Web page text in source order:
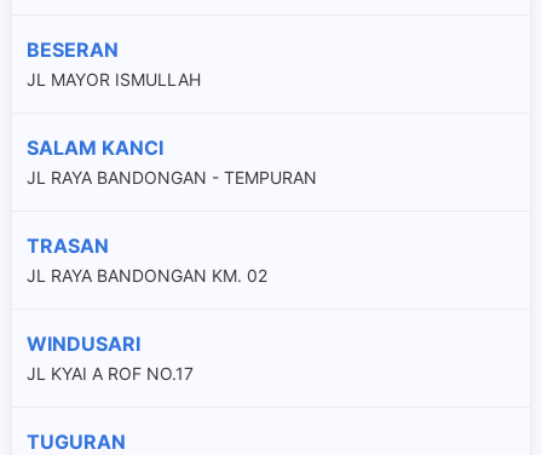
BESERAN
JL MAYOR ISMULLAH
SALAM KANCI
JL RAYA BANDONGAN - TEMPURAN
TRASAN
JL RAYA BANDONGAN KM. 02
WINDUSARI
JL KYAI A ROF NO.17
TUGURAN